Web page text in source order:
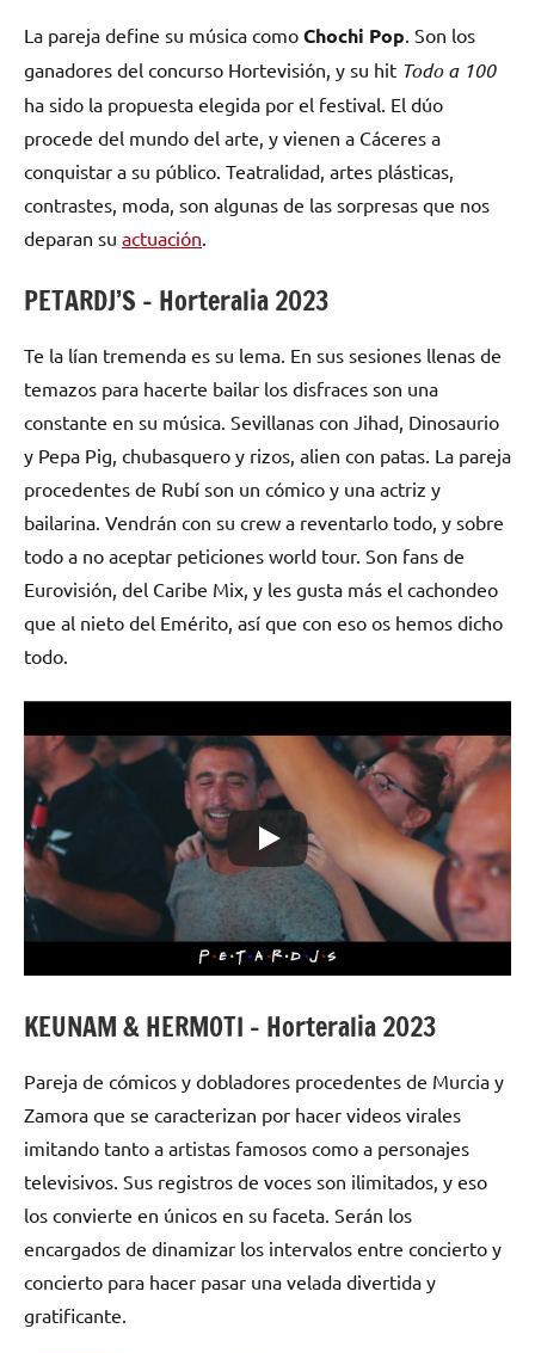
La pareja define su música como Chochi Pop . Son los
ganadores del concurso Hortevisión, y su hit Todo a 100
ha sido la propuesta elegida por el festival. El dúo
procede del mundo del arte, y vienen a Cáceres a
conquistar a su público. Teatralidad, artes plásticas,
contrastes, moda, son algunas de las sorpresas que nos
deparan su actuación
PETARDJ’S – Horteralia 2023
Te la lían tremenda es su lema. En sus sesiones llenas de
temazos para hacerte bailar los disfraces son una
constante en su música. Sevillanas con Jihad, Dinosaurio
y Pepa Pig, chubasquero y rizos, alien con patas. La pareja
procedentes de Rubí son un cómico y una actriz y
bailarina. Vendrán con su crew a reventarlo todo, y sobre
todo a no aceptar peticiones world tour. Son fans de
Eurovisión, del Caribe Mix, y les gusta más el cachondeo
que al nieto del Emérito, así que con eso os hemos dicho
todo.
KEUNAM & HERMOTI – Horteralia 2023
Pareja de cómicos y dobladores procedentes de Murcia y
Zamora que se caracterizan por hacer videos virales
imitando tanto a artistas famosos como a personajes
televisivos. Sus registros de voces son ilimitados, y eso
los convierte en únicos en su faceta. Serán los
encargados de dinamizar los intervalos entre concierto y
concierto para hacer pasar una velada divertida y
gratificante.